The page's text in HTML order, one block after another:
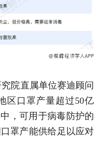
院直属单位赛迪顾问
区口罩产量超过50亿
，可用于病毒防护的
罩产能供给足以应对